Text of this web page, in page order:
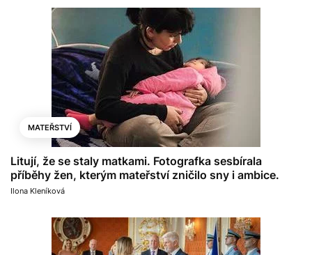
MATEŘSTVÍ
Litují, že se staly matkami. Fotografka sesbírala
příběhy žen, kterým mateřství zničilo sny i ambice.
Ilona Kleníková